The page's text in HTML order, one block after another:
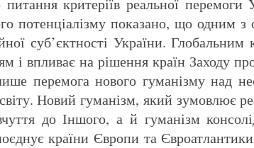
питання критеріїв реальної
потенціалізму показано, що одним
суб’єктності України.
і впливає на рішення країн Заходу
перемога нового гуманізму над
Новий гуманізм, який зумовлює
до Іншого, а й гуманізм
країни Європи та